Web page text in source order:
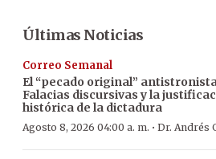
Últimas Noticias
Correo Semanal
El “pecado original”
Falacias discursivas y la
histórica de la dictadura
Agosto 8, 2026 04:00 a. m. · Dr. Andrés